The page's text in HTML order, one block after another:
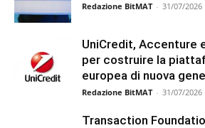
Redazione BitMAT - 31/07/2026
UniCredit, Accenture
per costruire la
europea di nuova
Redazione BitMAT - 31/07/2026
Transaction